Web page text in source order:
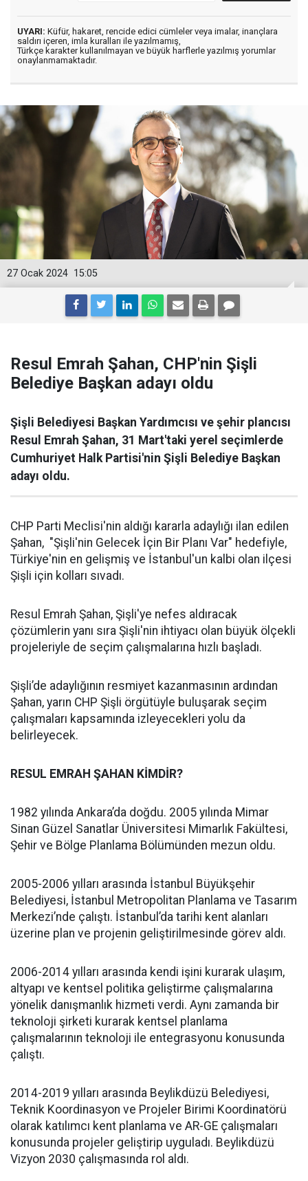
UYARI: Küfür, hakaret, rencide edici cümleler veya imalar, inançlara
saldırı içeren, imla kuralları ile yazılmamış,
Türkçe karakter kullanılmayan ve büyük harflerle yazılmış yorumlar
onaylanmamaktadır.
15:05
27 Ocak 2024
Resul Emrah Şahan, CHP'nin Şişli
Belediye Başkan adayı oldu
Şişli Belediyesi Başkan Yardımcısı ve şehir plancısı
Resul Emrah Şahan, 31 Mart'taki yerel seçimlerde
Cumhuriyet Halk Partisi'nin Şişli Belediye Başkan
adayı oldu.
CHP Parti Meclisi'nin aldığı kararla adaylığı ilan edilen
Şahan, "Şişli'nin Gelecek İçin Bir Planı Var" hedefiyle,
Türkiye'nin en gelişmiş ve İstanbul'un kalbi olan ilçesi
Şişli için kolları sıvadı.
Resul Emrah Şahan, Şişli'ye nefes aldıracak
çözümlerin yanı sıra Şişli'nin ihtiyacı olan büyük ölçekli
projeleriyle de seçim çalışmalarına hızlı başladı.
Şişli’de adaylığının resmiyet kazanmasının ardından
Şahan, yarın CHP Şişli örgütüyle buluşarak seçim
çalışmaları kapsamında izleyecekleri yolu da
belirleyecek.
RESUL EMRAH ŞAHAN KİMDİR?
1982 yılında Ankara’da doğdu. 2005 yılında Mimar
Sinan Güzel Sanatlar Üniversitesi Mimarlık Fakültesi,
Şehir ve Bölge Planlama Bölümünden mezun oldu.
2005-2006 yılları arasında İstanbul Büyükşehir
Belediyesi, İstanbul Metropolitan Planlama ve Tasarım
Merkezi’nde çalıştı. İstanbul’da tarihi kent alanları
üzerine plan ve projenin geliştirilmesinde görev aldı.
2006-2014 yılları arasında kendi işini kurarak ulaşım,
altyapı ve kentsel politika geliştirme çalışmalarına
yönelik danışmanlık hizmeti verdi. Aynı zamanda bir
teknoloji şirketi kurarak kentsel planlama
çalışmalarının teknoloji ile entegrasyonu konusunda
çalıştı.
2014-2019 yılları arasında Beylikdüzü Belediyesi,
Teknik Koordinasyon ve Projeler Birimi Koordinatörü
olarak katılımcı kent planlama ve AR-GE çalışmaları
konusunda projeler geliştirip uyguladı. Beylikdüzü
Vizyon 2030 çalışmasında rol aldı.